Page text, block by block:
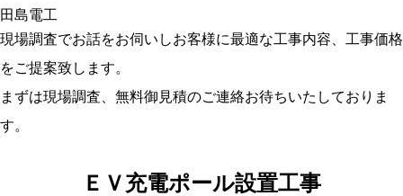
現場調査でお話をお伺いしお客様に最適な工事内容、工事価格
をご提案致します。
まずは現場調査、無料御見積のご連絡お待ちいたしておりま
す。
ＥＶ充電ポール設置工事